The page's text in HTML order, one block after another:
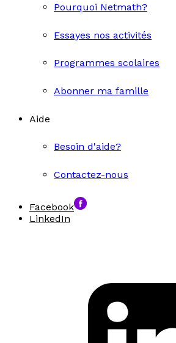
Pourquoi Netmath?
Essayes nos activités
Programmes scolaires
Abonner ma famille
Aide
Besoin d'aide?
Contactez-nous
Facebook
LinkedIn